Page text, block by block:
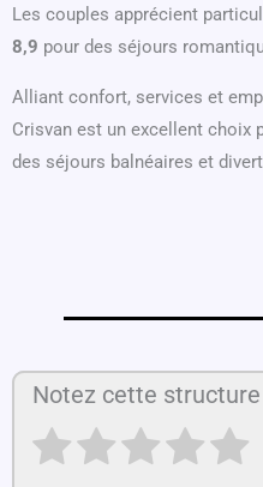
Les couples apprécient
8,9 pour des séjours
Alliant confort, services et
Crisvan est un excellent choix
des séjours balnéaires et
Notez cette structure